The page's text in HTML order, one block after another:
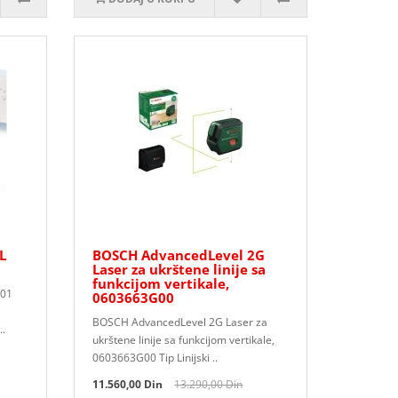
BOSCH AdvancedLevel 2G
Laser za ukrštene linije sa
funkcijom vertikale,
0603663G00
BOSCH AdvancedLevel 2G Laser za
ukrštene linije sa funkcijom vertikale,
0603663G00 Tip Linijski ..
11.560,00 Din
13.290,00 Din